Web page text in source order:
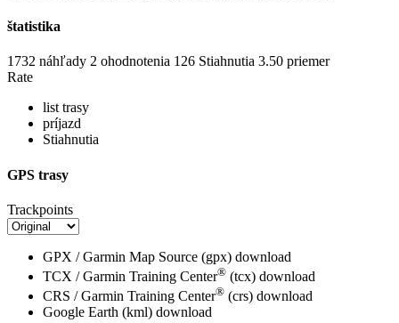
štatistika
1732 náhľady 2 ohodnotenia 126 Stiahnutia 3.50 priemer
Rate
list trasy
príjazd
Stiahnutia
GPS trasy
Trackpoints
GPX / Garmin Map Source (gpx) download
TCX / Garmin Training Center® (tcx) download
CRS / Garmin Training Center® (crs) download
Google Earth (kml) download